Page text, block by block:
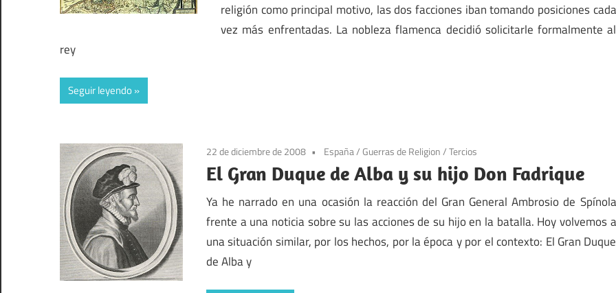
religión como principal motivo, las dos facciones iban tomando posiciones cada
vez más enfrentadas. La nobleza flamenca decidió solicitarle formalmente al
rey
Seguir leyendo
22 de diciembre de 2008 España/Guerras de Religion/Tercios
El Gran Duque de Alba y su hijo Don Fadrique
Ya he narrado en una ocasión la reacción del Gran General Ambrosio de Spínola
frente a una noticia sobre su las acciones de su hijo en la batalla. Hoy volvemos a
una situación similar, por los hechos, por la época y por el contexto: El Gran Duque
de Alba y